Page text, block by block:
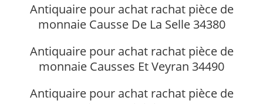
Antiquaire pour achat rachat pièce de
monnaie Causse De La Selle 34380
Antiquaire pour achat rachat pièce de
monnaie Causses Et Veyran 34490
Antiquaire pour achat rachat pièce de